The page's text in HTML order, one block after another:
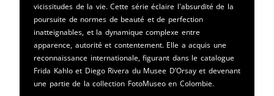
vicissitudes de la vie. Cette série éclaire l'absurdité de la
poursuite de normes de beauté et de perfection
inatteignables, et la dynamique complexe entre
apparence, autorité et contentement. Elle a acquis une
reconnaissance internationale, figurant dans le catalogue
Frida Kahlo et Diego Rivera du Musee D’Orsay et devenant
une partie de la collection FotoMuseo en Colombie.